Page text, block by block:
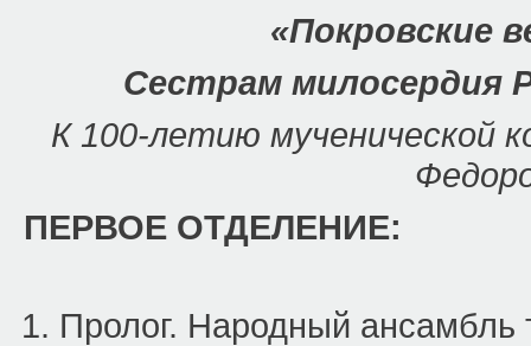
«Покровские
Сестрам милосердия
К 100-летию мученической
ПЕРВОЕ ОТДЕЛЕНИЕ:
Пролог. Народный ансамбль